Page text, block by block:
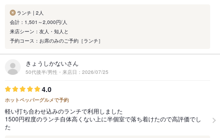
ランチ | 2人
会計：1,501～2,000円/人
来店シーン：友人・知人と
予約コース：お席のみのご予約［ランチ］
きょうしかないさん
50代後半/男性・来店日：2026/07/25
4.0
ホットペッパーグルメで予約
軽い打ち合わせ込みのランチで利用しました
1500円程度のランチ自体高くない上に半個室で落ち着けたので高評価でし
た